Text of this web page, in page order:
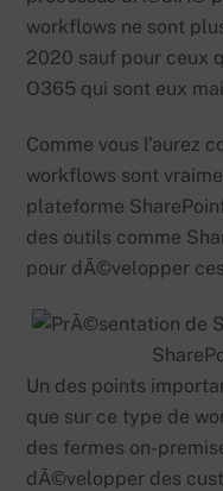
workflows ne sont
2020 sauf pour ceux
O365 qui sont eux
Comme vous l’aurez
workflows sont
plateforme
des outils comme
pour dÃ©velopper
Un des points
que sur ce type de
des fermes on-
dÃ©velopper des